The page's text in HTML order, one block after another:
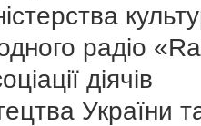
радіо
діячів
України